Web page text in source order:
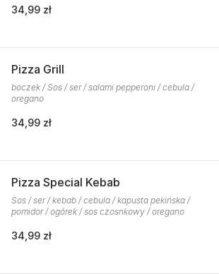
34,99 zł
Pizza Grill
boczek / Sos / ser / salami pepperoni / cebula /
oregano
34,99 zł
Pizza Special Kebab
Sos / ser / kebab / cebula / kapusta pekińska /
pomidor / ogórek / sos czosnkowy / oregano
34,99 zł